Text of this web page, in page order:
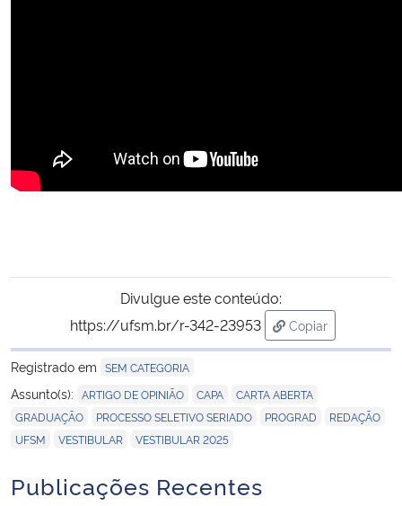
Divulgue este conteúdo:
https://ufsm.br/r-342-23953
Copiar
para área de
Registrado em SEM CATEGORIA
Assunto(s): ARTIGO DE OPINIÃO CAPA CARTA ABERTA
GRADUAÇÃO PROCESSO SELETIVO SERIADO PROGRAD REDAÇÃO
UFSM VESTIBULAR VESTIBULAR 2025
Publicações Recentes